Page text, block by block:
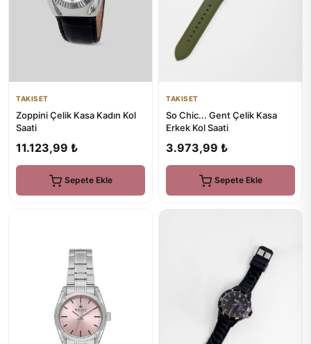
TAKISET
Zoppini Çelik Kasa Kadın Kol
Saati
11.123,99 ₺
Sepete Ekle
TAKISET
So Chic... Gent Çelik Kasa
Erkek Kol Saati
3.973,99 ₺
Sepete Ekle